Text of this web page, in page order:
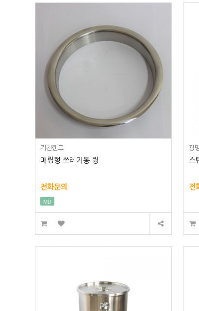
키친랜드
매립형 쓰레기통 링
전화문의
MD
광명
스
전